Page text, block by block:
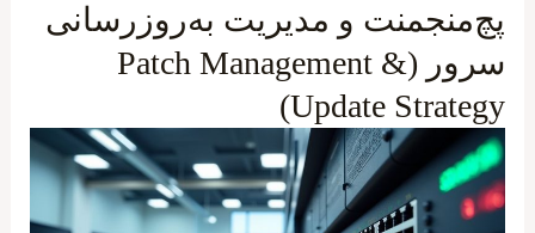
پچ‌منجمنت و مدیریت به‌روزرسانی
سرور (Patch Management &
Update Strategy)